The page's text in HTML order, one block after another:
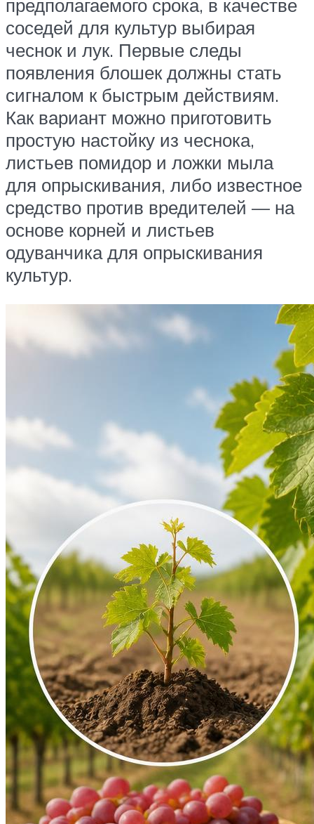
предполагаемого срока, в качестве
соседей для культур выбирая
чеснок и лук. Первые следы
появления блошек должны стать
сигналом к быстрым действиям.
Как вариант можно приготовить
простую настойку из чеснока,
листьев помидор и ложки мыла
для опрыскивания, либо известное
средство против вредителей — на
основе корней и листьев
одуванчика для опрыскивания
культур.